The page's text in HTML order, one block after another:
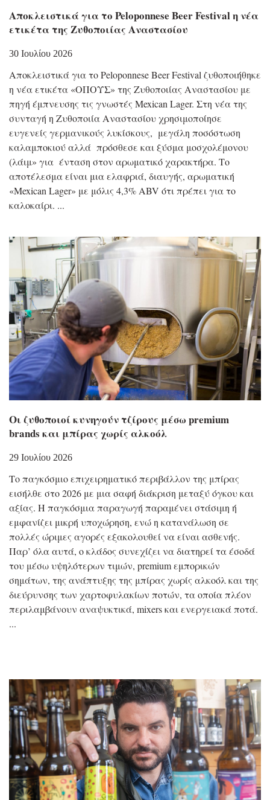
Αποκλειστικά για το Peloponnese Beer Festival η νέα
ετικέτα της Ζυθοποιίας Αναστασίου
30 Ιουλίου 2026
Αποκλειστικά για το Peloponnese Beer Festival ζυθοποιήθηκε
η νέα ετικέτα «ΟΠΟΥΣ» της Ζυθοποιίας Αναστασίου με
πηγή έμπνευσης τις γνωστές Mexican Lager. Στη νέα της
συνταγή η Ζυθοποιία Αναστασίου χρησιμοποίησε
ευγενείς γερμανικούς λυκίσκους, μεγάλη ποσόστωση
καλαμποκιού αλλά πρόσθεσε και ξύσμα μοσχολέμονου
(λάιμ» για ένταση στον αρωματικό χαρακτήρα. Το
αποτέλεσμα είναι μια ελαφριά, διαυγής, αρωματική
«Mexican Lager» με μόλις 4,3% ABV ότι πρέπει για το
καλοκαίρι.
Οι ζυθοποιοί κυνηγούν τζίρους μέσω premium
brands και μπίρας χωρίς αλκοόλ
29 Ιουλίου 2026
Το παγκόσμιο επιχειρηματικό περιβάλλον της μπίρας
εισήλθε στο 2026 με μια σαφή διάκριση μεταξύ όγκου και
αξίας. Η παγκόσμια παραγωγή παραμένει στάσιμη ή
εμφανίζει μικρή υποχώρηση, ενώ η κατανάλωση σε
πολλές ώριμες αγορές εξακολουθεί να είναι ασθενής.
Παρ’ όλα αυτά, ο κλάδος συνεχίζει να διατηρεί τα έσοδά
του μέσω υψηλότερων τιμών, premium εμπορικών
σημάτων, της ανάπτυξης της μπίρας χωρίς αλκοόλ και της
διεύρυνσης των χαρτοφυλακίων ποτών, τα οποία πλέον
περιλαμβάνουν αναψυκτικά, mixers και ενεργειακά ποτά.